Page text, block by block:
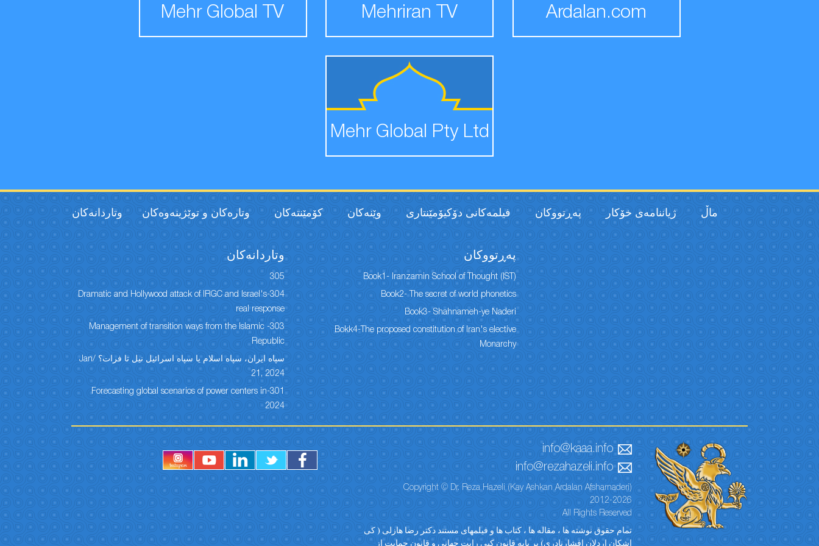
Ardalan.com
Mehriran TV
Mehr Global TV
Mehr Global Pty Ltd
ماڵ ژیاننامەی خۆکار پەڕتووكان فیلمەكانی دۆکیۆمێنتاری وێنەکان كۆمێنتەكان وتارەکان و توێژینەوەکان وتاردانەكان
پەڕتووكان
Book1- Iranzamin School of Thought (IST)
Book2- The secret of world phonetics
Book3- Shahnameh-ye Naderi
Bokk4-The proposed constitution of Iran's elective
Monarchy
وتاردانەكان
305
304-Dramatic and Hollywood attack of IRGC and Israel's
real response
303- Management of transition ways from the Islamic
Republic
سپاه ایران، سپاه اسلام یا سپاه اسرائیل نیل تا فرات؟ /Jan
21, 2024
301-Forecasting global scenarios of power centers in
2024
info@kaaa.info
info@rezahazeli.info
Copyright © Dr. Reza Hazeli (Kay Ashkan Ardalan Afsharnaderi)
2012-2026
All Rights Reserved
تمام حقوق نوشته ها ، مقاله ها ، کتاب ها و فیلمهای مستند دکتر رضا هازلی ( کی
اشکان اردلان افشارنادری) بر پایه قانون کپی رایت جهانی و قانون حمایت از